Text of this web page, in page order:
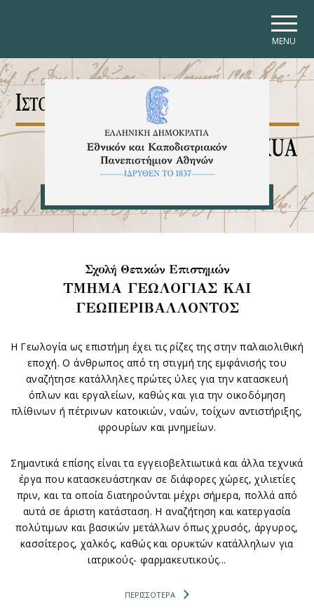
MENU
Σχολή Θετικών Επιστημών
ΤΜΗΜΑ ΓΕΩΛΟΓΙΑΣ ΚΑΙ
ΓΕΩΠΕΡΙΒΑΛΛΟΝΤΟΣ
Η Γεωλογία ως επιστήμη έχει τις ρίζες της στην παλαιολιθική
εποχή. Ο άνθρωπος από τη στιγμή της εμφάνισής του
αναζήτησε κατάλληλες πρώτες ύλες για την κατασκευή
όπλων και εργαλείων, καθώς και για την οικοδόμηση
πλίθινων ή πέτρινων κατοικιών, ναών, τοίχων αντιστήριξης,
φρουρίων και μνημείων.
Σημαντικά επίσης είναι τα εγγειοβελτιωτικά και άλλα τεχνικά
έργα που κατασκευάστηκαν σε διάφορες χώρες, χιλιετίες
πριν, και τα οποία διατηρούνται μέχρι σήμερα, πολλά από
αυτά σε άριστη κατάσταση. Η αναζήτηση και κατεργασία
πολύτιμων και βασικών μετάλλων όπως χρυσός, άργυρος,
κασσίτερος, χαλκός, καθώς και ορυκτών κατάλληλων για
ιατρικούς- φαρμακευτικούς...
ΠΕΡΙΣΣΟΤΕΡΑ